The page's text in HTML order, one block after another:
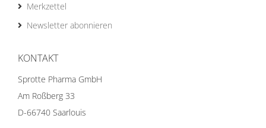
Merkzettel
Newsletter abonnieren
KONTAKT
Sprotte Pharma GmbH
Am Roßberg 33
D-66740 Saarlouis